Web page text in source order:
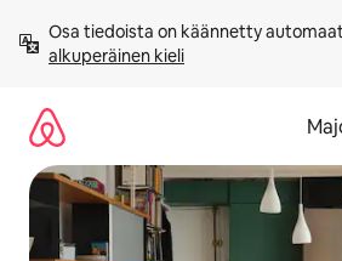
sisältö
väliin
Osa tiedoista on käännetty
alkuperäinen kieli